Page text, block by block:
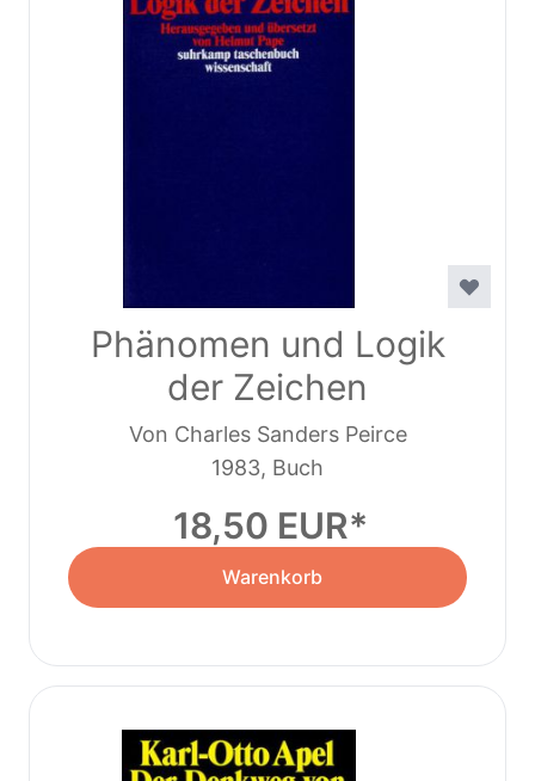
Phänomen und Logik
der Zeichen
Von Charles Sanders Peirce
1983, Buch
18,50 EUR
Warenkorb